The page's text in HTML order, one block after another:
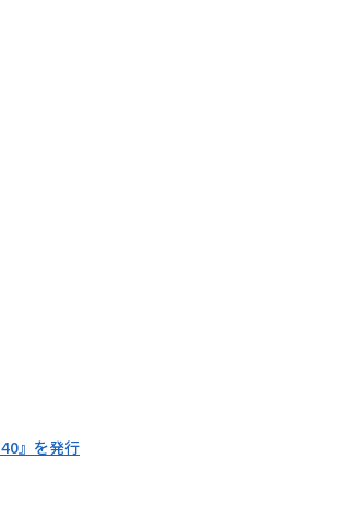
』を発行